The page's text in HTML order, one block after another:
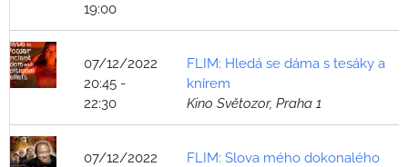
19:00
07/12/2022
20:45 -
22:30
FLIM: Hledá se dáma s tesáky a
knírem
Kino Světozor, Praha 1
07/12/2022
FLIM: Slova mého dokonalého